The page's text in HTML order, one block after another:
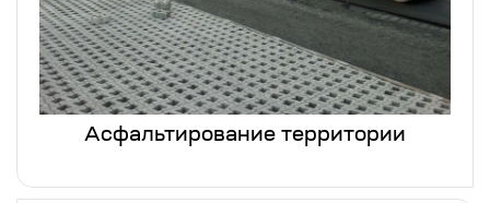
Асфальтирование территории